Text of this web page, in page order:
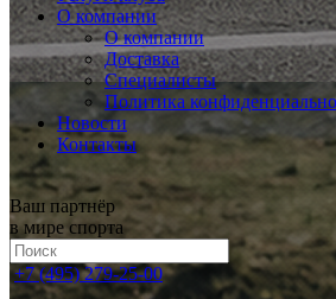
О компании
О компании
Доставка
Специалисты
Политика
Новости
Контакты
Ваш партнёр
в мире спорта
+7 (495) 279-25-00